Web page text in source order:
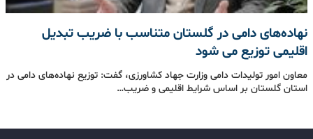
نهاده‌های دامی در گلستان متناسب با ضریب تبدیل
اقلیمی توزیع می شود
معاون امور تولیدات دامی وزارت جهاد کشاورزی، گفت: توزیع نهاده‌های دامی در
استان گلستان بر اساس شرایط اقلیمی و ضریب…